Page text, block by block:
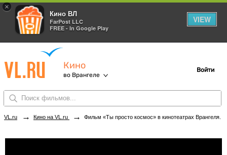
×
Кино ВЛ
FarPost LLC
FREE - In Google Play
VIEW
Кино
во Врангеле
Войти
VL.ru → Кино на VL.ru → Фильм «Ты просто космос» в кинотеатрах Врангеля. Купить билеты!